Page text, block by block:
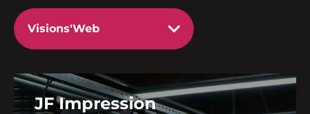
JF Impression